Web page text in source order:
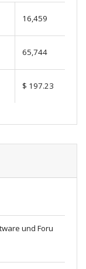
16,459
65,744
$ 197.23
und Foru